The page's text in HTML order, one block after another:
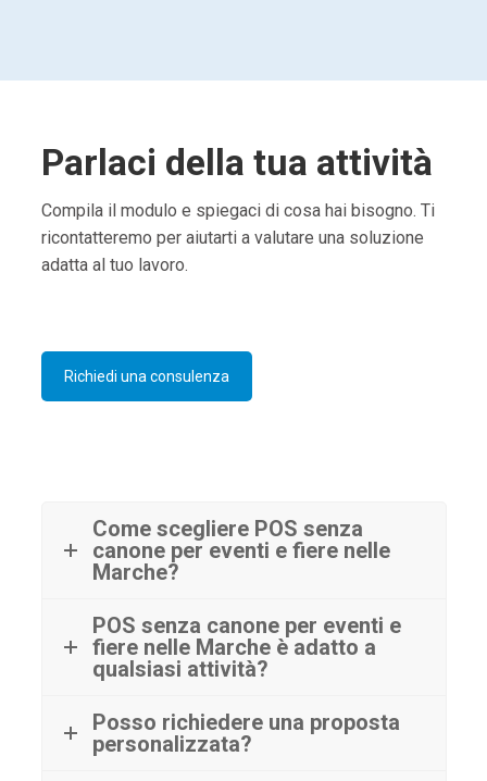
Parlaci della tua attività
Compila il modulo e spiegaci di cosa hai bisogno. Ti
ricontatteremo per aiutarti a valutare una soluzione
adatta al tuo lavoro.
Richiedi una consulenza
Come scegliere POS senza
canone per eventi e fiere nelle
Marche?
POS senza canone per eventi e
fiere nelle Marche è adatto a
qualsiasi attività?
Posso richiedere una proposta
personalizzata?